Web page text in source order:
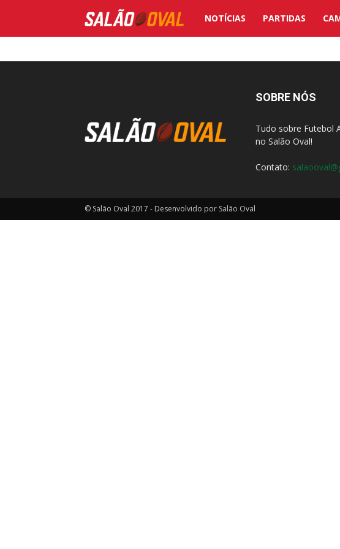
Salão
NOTÍCIAS PARTIDAS
SOBRE NÓS
Tudo sobre Futebol
no Salão Oval!
Contato:
© Salão Oval 2017 - Desenvolvido por Salão Oval